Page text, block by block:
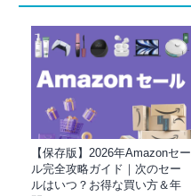
【保存版】2026年Amazonセー
ル完全攻略ガイド｜次のセー
ルはいつ？お得な買い方＆年